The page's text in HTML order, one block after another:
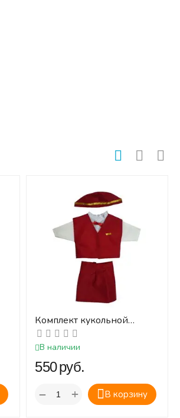
Комплект кукольной
одежды СТЮАРДЕССА
В наличии
‍550‍руб.
В корзину
+
−